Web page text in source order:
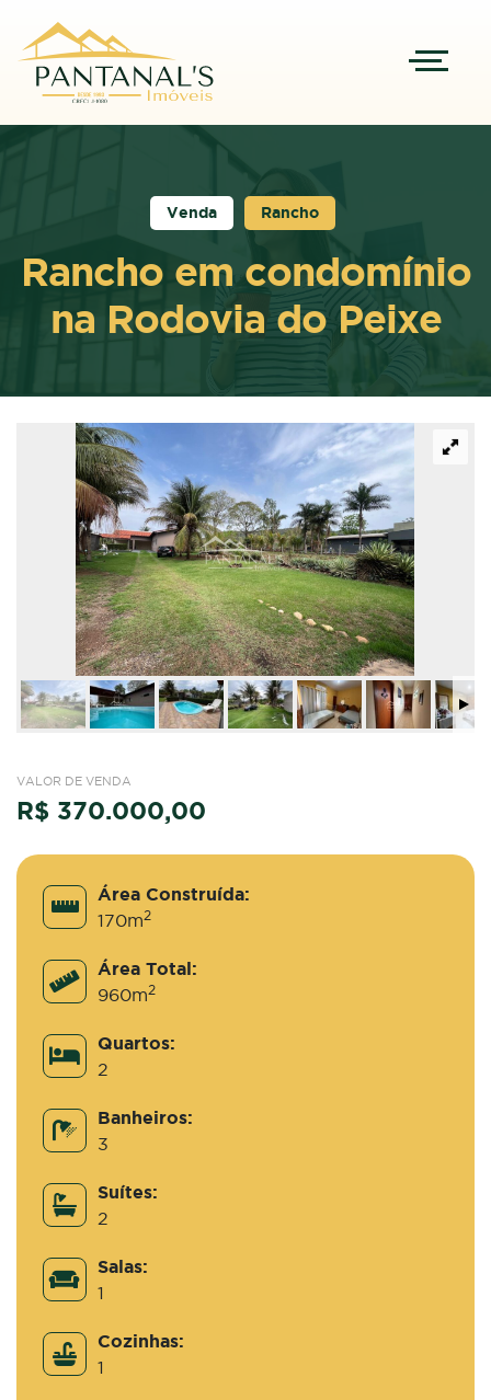
Venda Rancho
Rancho em condomínio
na Rodovia do Peixe
VALOR DE VENDA
R$ 370.000,00
Área Construída:
170m2
Área Total:
960m2
Quartos:
2
Banheiros:
3
Suítes:
2
Salas:
1
Cozinhas:
1